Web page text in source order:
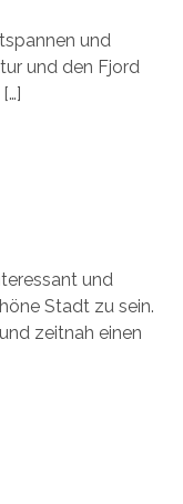
und
und den Fjord
und
Stadt zu sein.
zeitnah einen